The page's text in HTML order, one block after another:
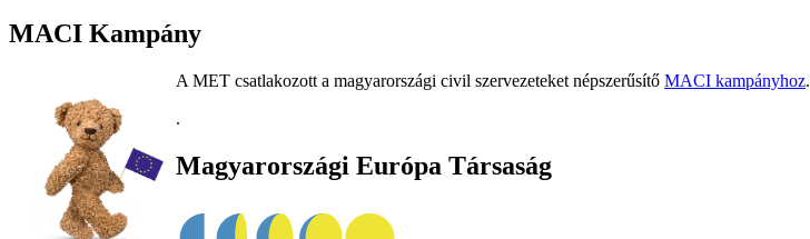
MACI Kampány
A MET csatlakozott a magyarországi civil szervezeteket népszerűsítő MACI kampányhoz.
.
Magyarországi Európa Társaság